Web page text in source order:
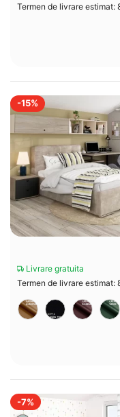
Termen de livrare estimat:
-15%
Livrare gratuita
Termen de livrare estimat:
-7%